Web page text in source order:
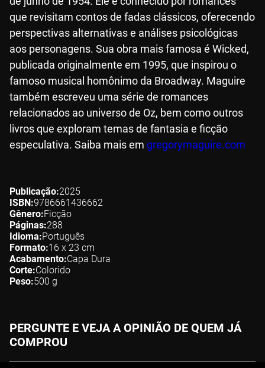
que revisitam contos de fadas clássicos, oferecendo
perspectivas alternativas e análises psicológicas
aos personagens. Sua obra mais famosa é Wicked,
publicada originalmente em 1995, que inspirou o
famoso musical homônimo da Broadway. Maguire
também escreveu uma série de romances
relacionados ao universo de Oz, bem como outros
livros que exploram temas de fantasia e ficção
especulativa. Saiba mais em gregorymaguire.com
Publicação 2025
ISBN 9786661436662
Gênero Ficção
Páginas 288
Idioma Português
Formato 16 x 23 cm
Acabamento Capa Dura
Corte Colorido
Peso 500 g
PERGUNTE E VEJA A OPINIÃO DE QUEM JÁ
COMPROU